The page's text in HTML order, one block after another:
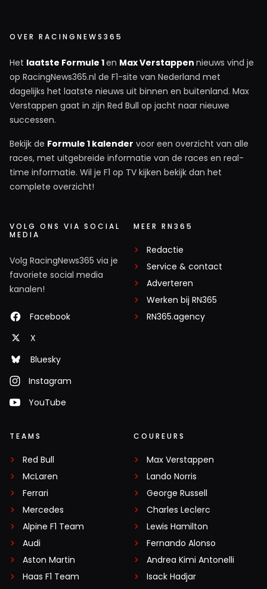
OVER RACINGNEWS365
Het laatste Formule 1en Max Verstappen nieuws vind je
op RacingNews365.nl de F1-site van Nederland met
dagelijks het laatste nieuws uit binnen en buitenland. Max
Verstappen gaat in zijn Red Bull op jacht naar nieuwe
successen.
Bekijk de Formule 1 kalender voor een overzicht van alle
races, met uitgebreide informatie van de races en real-
time informatie. Wil je F1 op TV kijken bekijk dan het
complete overzicht!
VOLG ONS VIA SOCIAL
MEDIA
Volg RacingNews365 via je
favoriete social media
kanalen!
Facebook
X
Bluesky
Instagram
YouTube
MEER RN365
Redactie
Service & contact
Adverteren
Werken bij RN365
RN365.agency
TEAMS
Red Bull
McLaren
Ferrari
Mercedes
Alpine F1 Team
Audi
Aston Martin
Haas F1 Team
COUREURS
Max Verstappen
Lando Norris
George Russell
Charles Leclerc
Lewis Hamilton
Fernando Alonso
Andrea Kimi Antonelli
Isack Hadjar